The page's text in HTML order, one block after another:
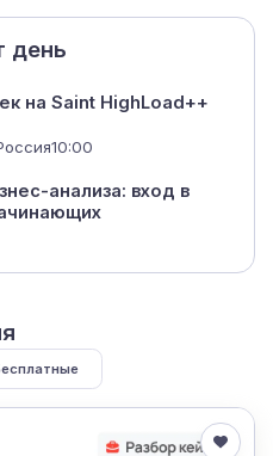
день
на Saint HighLoad++
10:00
анализа: вход в